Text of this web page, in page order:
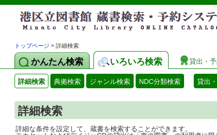
トップページ > 詳細検索
かんたん検索 いろいろ検索 貸出・
詳細検索 典拠検索 ジャンル検索 NDC分類検索 貸出
詳細検索
詳細な条件を設定して、蔵書を検索することができます。